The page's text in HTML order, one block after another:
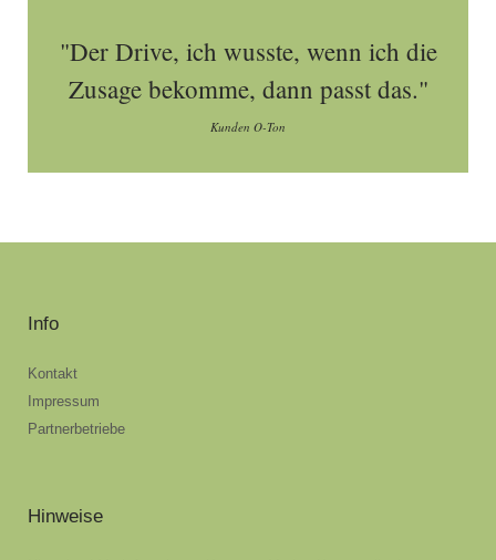
"Der Drive, ich wusste, wenn ich die
Zusage bekomme, dann passt das."
Kunden O-Ton
Info
Kontakt
Impressum
Partnerbetriebe
Hinweise